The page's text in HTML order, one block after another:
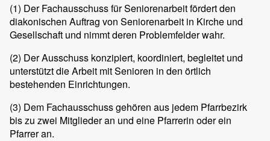
(1) Der Fachausschuss für Seniorenarbeit fördert den
diakonischen Auftrag von Seniorenarbeit in Kirche und
Gesellschaft und nimmt deren Problemfelder wahr.
(2) Der Ausschuss konzipiert, koordiniert, begleitet und
unterstützt die Arbeit mit Senioren in den örtlich
bestehenden Einrichtungen.
(3) Dem Fachausschuss gehören aus jedem Pfarrbezirk
bis zu zwei Mitglieder an und eine Pfarrerin oder ein
Pfarrer an.